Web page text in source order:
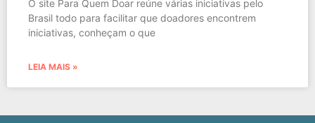
O site Para Quem Doar reúne várias iniciativas pelo
Brasil todo para facilitar que doadores encontrem
iniciativas, conheçam o que
LEIA MAIS »